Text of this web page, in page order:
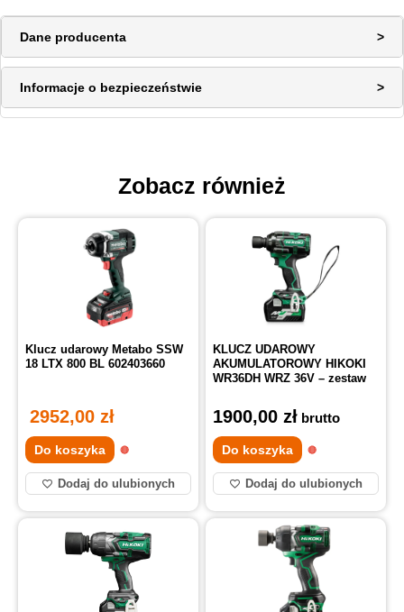
Dane producenta
Informacje o bezpieczeństwie
Zobacz również
Klucz udarowy Metabo SSW
18 LTX 800 BL 602403660
2952,00 zł
Do koszyka
Dodaj do ulubionych
KLUCZ UDAROWY
AKUMULATOROWY HIKOKI
WR36DH WRZ 36V – zestaw
1900,00zł brutto
Do koszyka
Dodaj do ulubionych